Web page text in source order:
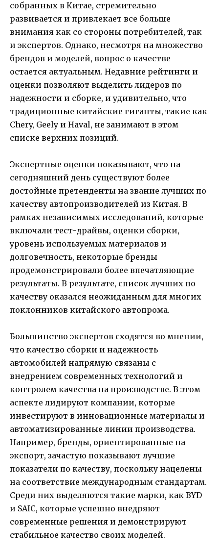
собранных в Китае, стремительно
развивается и привлекает все больше
внимания как со стороны потребителей, так
и экспертов. Однако, несмотря на множество
брендов и моделей, вопрос о качестве
остается актуальным. Недавние рейтинги и
оценки позволяют выделить лидеров по
надежности и сборке, и удивительно, что
традиционные китайские гиганты, такие как
Chery, Geely и Haval, не занимают в этом
списке верхних позиций.
Экспертные оценки показывают, что на
сегодняшний день существуют более
достойные претенденты на звание лучших по
качеству автопроизводителей из Китая. В
рамках независимых исследований, которые
включали тест-драйвы, оценки сборки,
уровень используемых материалов и
долговечность, некоторые бренды
продемонстрировали более впечатляющие
результаты. В результате, список лучших по
качеству оказался неожиданным для многих
поклонников китайского автопрома.
Большинство экспертов сходятся во мнении,
что качество сборки и надежность
автомобилей напрямую связаны с
внедрением современных технологий и
контролем качества на производстве. В этом
аспекте лидируют компании, которые
инвестируют в инновационные материалы и
автоматизированные линии производства.
Например, бренды, ориентированные на
экспорт, зачастую показывают лучшие
показатели по качеству, поскольку нацелены
на соответствие международным стандартам.
Среди них выделяются такие марки, как BYD
и SAIC, которые успешно внедряют
современные решения и демонстрируют
стабильное качество своих моделей.